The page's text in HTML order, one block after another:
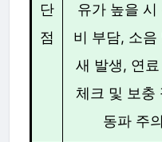
단
점
유가 높을 시
비 부담, 소음
새 발생, 연
체크 및 보충
동파 주의